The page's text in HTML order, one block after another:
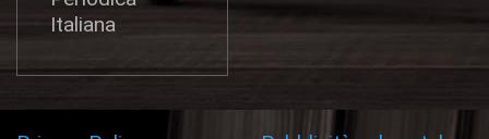
Italiana